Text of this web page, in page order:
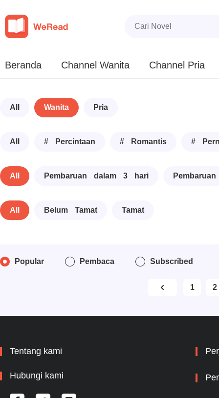
Beranda Channel Wanita Channel Pria
All Wanita Pria
All # Percintaan # Romantis #
All Pembaruan dalam 3 hari
All Belum Tamat Tamat
Popular Pembaca Subscribed
1 2
Tentang kami
Hubungi kami